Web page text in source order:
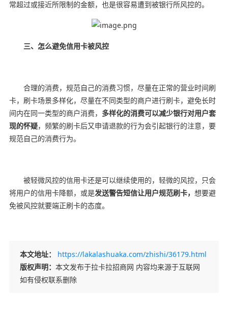
常超过或接近所限制的金额，也是很容易遭到被银行所风控的。
三、怎么避免信用卡被风控
合理的消费，规范自己的消费习惯，尽量在正常的营业时间刷
卡，刷卡场景多样化，尽量在不同类型的商户进行刷卡，避免长时
间内在同一类型的商户消费， 多样化的消费可以减少银行对用户套
现的怀疑，频繁的刷卡后又申请退款的行为会引起银行的注意，要
规范自己的消费行为。
被轻微风控的信用卡还是可以继续使用的，轻微的风控，只会
将用户的信用卡降额，或是发送警告短信让用户规范刷卡， 想要避
免被风控就要端正刷卡的态度。
本文地址：
https://lakalashuaka.com/zhishi/36179.html
版权声明： 本文发布于拉卡拉招商网 内容均来源于互联网
如有侵权联系删除